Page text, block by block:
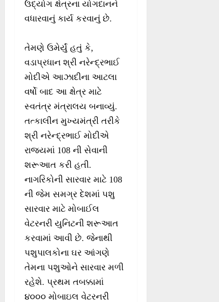
ઉદ્યોગ ક્ષેત્રના યોગદાનને
વધારવાનું કાર્ય કરવાનું છે.
તેમણે ઉમેર્યું હતું કે,
વડાપ્રધાન શ્રી નરેન્દ્રભાઈ
મોદીએ આઝાદીના આટલા
વર્ષો બાદ આ ક્ષેત્ર માટે
સ્વતંત્ર મંત્રાલય બનાવ્યું.
તત્કાલીન મુખ્યમંત્રી તરીકે
શ્રી નરેન્દ્રભાઈ મોદીએ
રાજ્યમાં 108 ની સેવાની
શરૂઆત કરી હતી.
નાગરિકોની સારવાર માટે 108
ની જેમ સમગ્ર દેશમાં પશુ
સારવાર માટે મોબાઈલ
વેટરનરી યુનિટની શરૂઆત
કરવામાં આવી છે. જેનાથી
પશુપાલકોના ઘર આંગણે
તેમના પશુઓને સારવાર મળી
રહેશે. પ્રથમ તબક્કામાં
૪૦૦૦ મોબાઇલ વેટરનરી